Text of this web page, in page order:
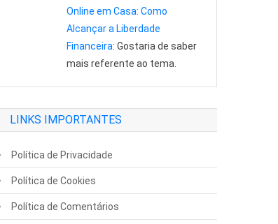
Online em Casa: Como
Alcançar a Liberdade
Financeira: Gostaria de saber
mais referente ao tema.
LINKS IMPORTANTES
Política de Privacidade
Política de Cookies
Política de Comentários